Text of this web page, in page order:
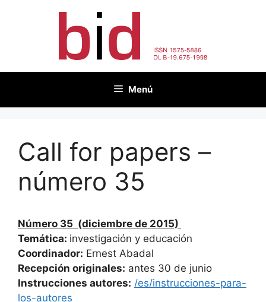
Menú
Call for papers –
número 35
Número 35 (diciembre de 2015)
Temática: investigación y educación
Coordinador: Ernest Abadal
Recepción originales: antes 30 de junio
Instrucciones autores: /es/instrucciones-para-
los-autores